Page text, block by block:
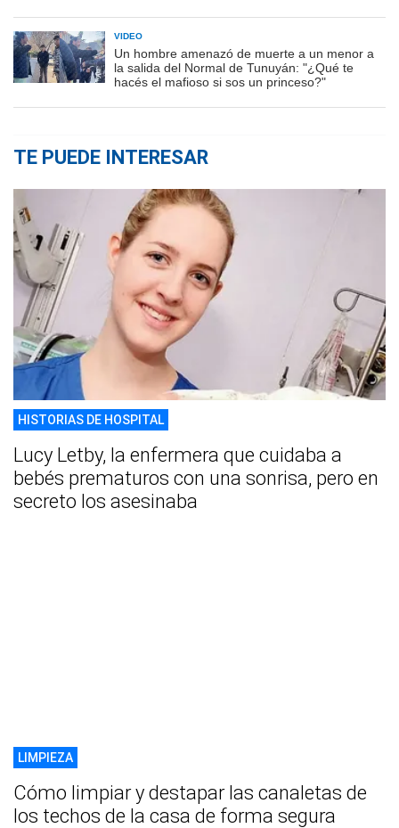
VIDEO
Un hombre amenazó de muerte a un menor a
la salida del Normal de Tunuyán: "¿Qué te
hacés el mafioso si sos un princeso?"
TE PUEDE INTERESAR
HISTORIAS DE HOSPITAL
Lucy Letby, la enfermera que cuidaba a
bebés prematuros con una sonrisa, pero en
secreto los asesinaba
LIMPIEZA
Cómo limpiar y destapar las canaletas de
los techos de la casa de forma segura